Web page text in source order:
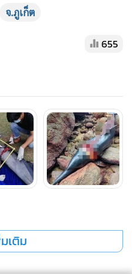
ศ.2562 ต่อไป
ยตื้นของโลมาในพื้นที่จังหวัด
มารถใช้ของมีคมฆ่าโลมา
จ.ภูเก็ต
655
เติม